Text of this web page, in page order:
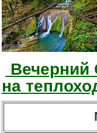
Вечерний
на